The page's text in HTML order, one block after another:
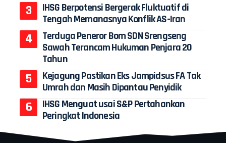
IHSG Berpotensi Bergerak Fluktuatif di
Tengah Memanasnya Konflik AS-Iran
Terduga Peneror Bom SDN Srengseng
Sawah Terancam Hukuman Penjara 20
Tahun
Kejagung Pastikan Eks Jampidsus FA Tak
Umrah dan Masih Dipantau Penyidik
IHSG Menguat usai S&P Pertahankan
Peringkat Indonesia